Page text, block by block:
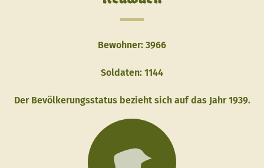
Bewohner: 3966
Soldaten: 1144
Der Bevölkerungsstatus bezieht sich auf das Jahr 1939.